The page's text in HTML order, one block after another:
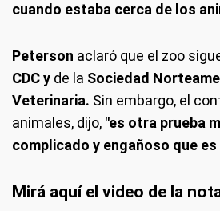
cuando estaba cerca de los
Peterson aclaró que el zoo
CDC y de la Sociedad
Veterinaria. Sin embargo, el
animales, dijo, "es otra prueba
complicado y engañoso que es
Mirá aquí el video de la